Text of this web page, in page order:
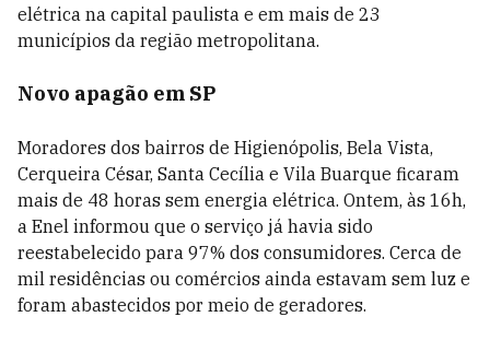
elétrica na capital paulista e em mais de 23
municípios da região metropolitana.
Novo apagão em SP
Moradores dos bairros de Higienópolis, Bela Vista,
Cerqueira César, Santa Cecília e Vila Buarque ficaram
mais de 48 horas sem energia elétrica. Ontem, às 16h,
a Enel informou que o serviço já havia sido
reestabelecido para 97% dos consumidores. Cerca de
mil residências ou comércios ainda estavam sem luz e
foram abastecidos por meio de geradores.